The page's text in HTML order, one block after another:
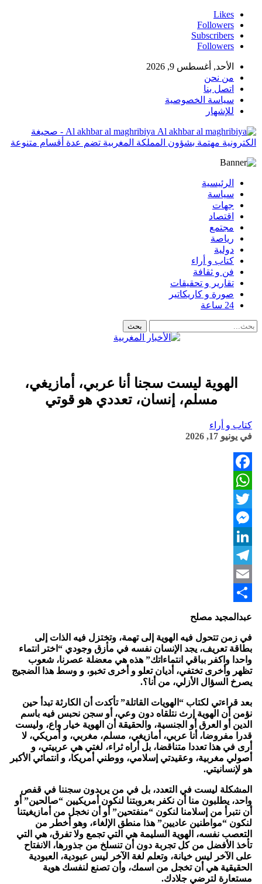
Likes
Followers
Subscribers
Followers
الأحد, أغسطس 9, 2026
من نحن
اتصل بنا
سياسة الخصوصية
للإشهار
Al akhbar al maghribiya - صحيغة
الكترونية مهتمة بشؤون المملكة المغربية تضم عدة أقسام متنوعة
الرئيسية
سياسة
جهات
اقتصاد
مجتمع
رياصة
دولية
كتاب و أراء
فن و ثقافة
تقارير و تحقيقات
صورة و كاريكاتير
24 ساعة
الهوية ليست سجنا أنا عربي، أمازيغي،
مسلم، إنسان، تعددي هو قوتي
كتاب و أراء
في يونيو 17, 2026
Facebook
WhatsApp
Twitter
Messenger
LinkedIn
Telegram
Email
Share
عبدالمجيد مصلح
في زمن تتحول فيه الهوية إلى تهمة، وتختزل فيه الذات إلى
بطاقة تعريف، يجد الإنسان نفسه في مأزق وجودي “اختر انتماء
واحدا واكفر بباقي انتماءاتك” هذه هي معضلة عصرنا، شعوب
تظهر وأخرى تختفي، أديان تعلو و أخرى تخبو، و وسط هذا الضجيج
يصرخ السؤال الأزلي، من أنا؟.
بعد قراءتي لكتاب “الهويات القاتلة” تأكدت أن الكارثة تبدأ حين
نؤمن أن الهوية إرث نتلقاه دون وعي، أو سجن نحبس فيه باسم
الدين أو العرق أو الجنسية، والحقيقة أن الهوية خيار واع، وليست
قدرا مفروضا، أنا عربي، أمازيغي، مسلم، مغربي، و أمريكي، لا
أرى في هذا تعددا متناقضا، بل أراه ثراء، لغتي هي عربيتي، و
أصولي مغربية، وعقيدتي إسلامي، ووطني أمريكا، و انتمائي الأكبر
هو لإنسانيتي.
المشكلة ليست في التعدد، بل في من يريدون سجننا في قفص
واحد، يطلبون منا أن نكفر بعروبتنا لنكون أمريكيين “صالحين” أو
أن نتبرأ من إسلامنا لنكون “منفتحين” أو أن نخجل من أمازيغيتنا
لنكون “مواطنين عاديين” هذا منطق الإلغاء، وهو أخطر من
التعصب نفسه، الهوية السليمة هي التي تجمع ولا تفرق، هي التي
تأخذ الأفضل من كل تجربة دون أن تنسلخ من جذورها، الانفتاح
على الآخر ليس خيانة، وتعلم لغة الآخر ليس عبودية، العبودية
الحقيقية هي أن تخجل من اسمك، وأن تصنع لنفسك هوية
مستعارة لترضي جلادك.